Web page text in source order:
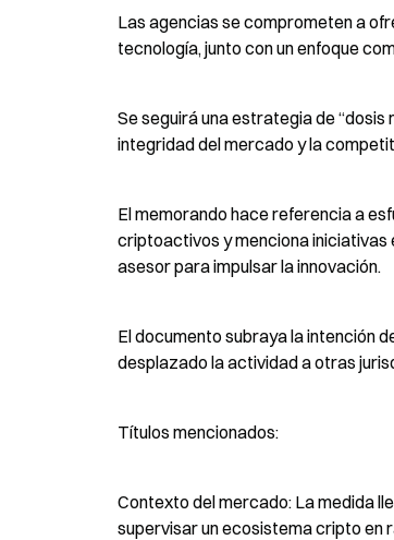
Las agencias se comprometen a
tecnología, junto con un enfoque
Se seguirá una estrategia de
integridad del mercado y la
El memorando hace referencia a
criptoactivos y menciona
asesor para impulsar la innovación.
El documento subraya la intención
desplazado la actividad a otras
Títulos mencionados:
Contexto del mercado: La medida
supervisar un ecosistema cripto en